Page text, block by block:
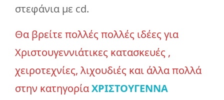
στεφάνια με cd.
Θα βρείτε πολλές πολλές ιδέες για
Χριστουγεννιάτικες κατασκευές ,
χειροτεχνίες, λιχουδιές και άλλα πολλά
στην κατηγορίαΧΡΙΣΤΟΥΓΕΝΝΑ